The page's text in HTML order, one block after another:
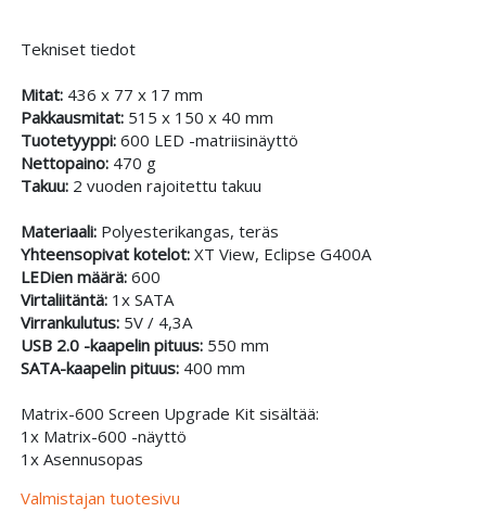
Tekniset tiedot
Mitat: 436 x 77 x 17 mm
Pakkausmitat: 515 x 150 x 40 mm
Tuotetyyppi: 600 LED -matriisinäyttö
Nettopaino: 470 g
Takuu: 2 vuoden rajoitettu takuu
Materiaali:Polyesterikangas, teräs
Yhteensopivat kotelot: XT View, Eclipse G400A
LEDien määrä:600
Virtaliitäntä: 1x SATA
Virrankulutus: 5V / 4,3A
USB 2.0 -kaapelin pituus: 550 mm
SATA-kaapelin pituus: 400 mm
Matrix-600 Screen Upgrade Kit sisältää:
1x Matrix-600 -näyttö
1x Asennusopas
Valmistajan tuotesivu